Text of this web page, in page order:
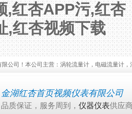
,红杏APP污,红杏
,红杏视频下载
！本公司主营：涡轮流量计，电磁流量计
金湖红杏首页视频仪表有限公司
品质保证，服务周到， 仪器仪表供应